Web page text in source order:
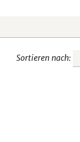
Sortieren nach